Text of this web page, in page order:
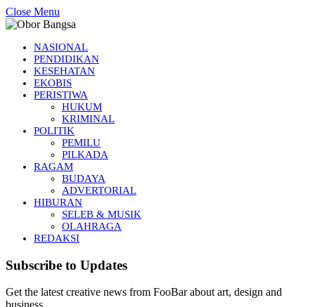
Close Menu
NASIONAL
PENDIDIKAN
KESEHATAN
EKOBIS
PERISTIWA
HUKUM
KRIMINAL
POLITIK
PEMILU
PILKADA
RAGAM
BUDAYA
ADVERTORIAL
HIBURAN
SELEB & MUSIK
OLAHRAGA
REDAKSI
Subscribe to Updates
Get the latest creative news from FooBar about art, design and